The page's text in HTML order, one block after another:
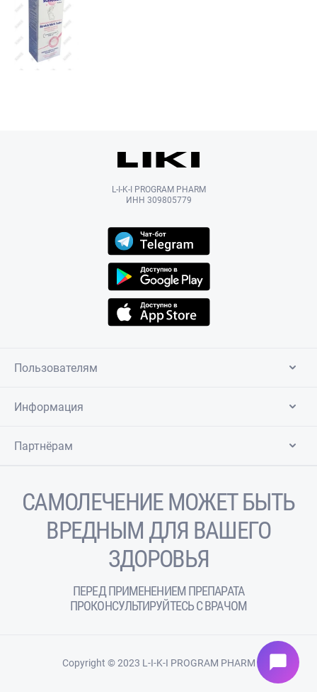
L-I-K-I PROGRAM PHARM
ИНН 309805779
Пользователям
Информация
Партнёрам
САМОЛЕЧЕНИЕ МОЖЕТ БЫТЬ
ВРЕДНЫМ ДЛЯ ВАШЕГО
ЗДОРОВЬЯ
ПЕРЕД ПРИМЕНЕНИЕМ ПРЕПАРАТА
ПРОКОНСУЛЬТИРУЙТЕСЬ С ВРАЧОМ
Copyright © 2023 L-I-K-I PROGRAM PHARM chat_bubble